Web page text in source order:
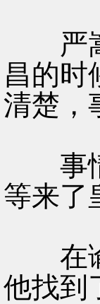
严嵩
昌的时
清楚，
事情
等来了
在谕
他找到